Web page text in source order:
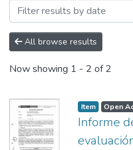
All browse results
Now showing 1 - 2 of 2
Item Open
Informe